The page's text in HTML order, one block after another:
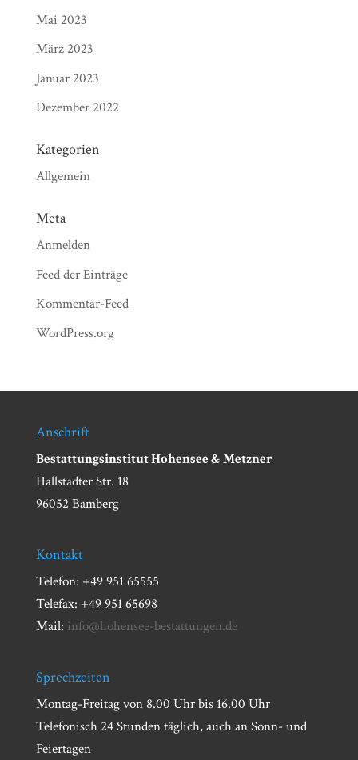
Mai 2023
März 2023
Januar 2023
Dezember 2022
Kategorien
Allgemein
Meta
Anmelden
Feed der Einträge
Kommentar-Feed
WordPress.org
Anschrift
Bestattungsinstitut Hohensee & Metzner
Hallstadter Str. 18
96052 Bamberg
Kontakt
Telefon: +49 951 65555
Telefax: +49 951 65698
Mail: info@hohensee-bestattungen.de
Sprechzeiten
Montag-Freitag von 8.00 Uhr bis 16.00 Uhr
Telefonisch 24 Stunden täglich, auch an Sonn- und
Feiertagen